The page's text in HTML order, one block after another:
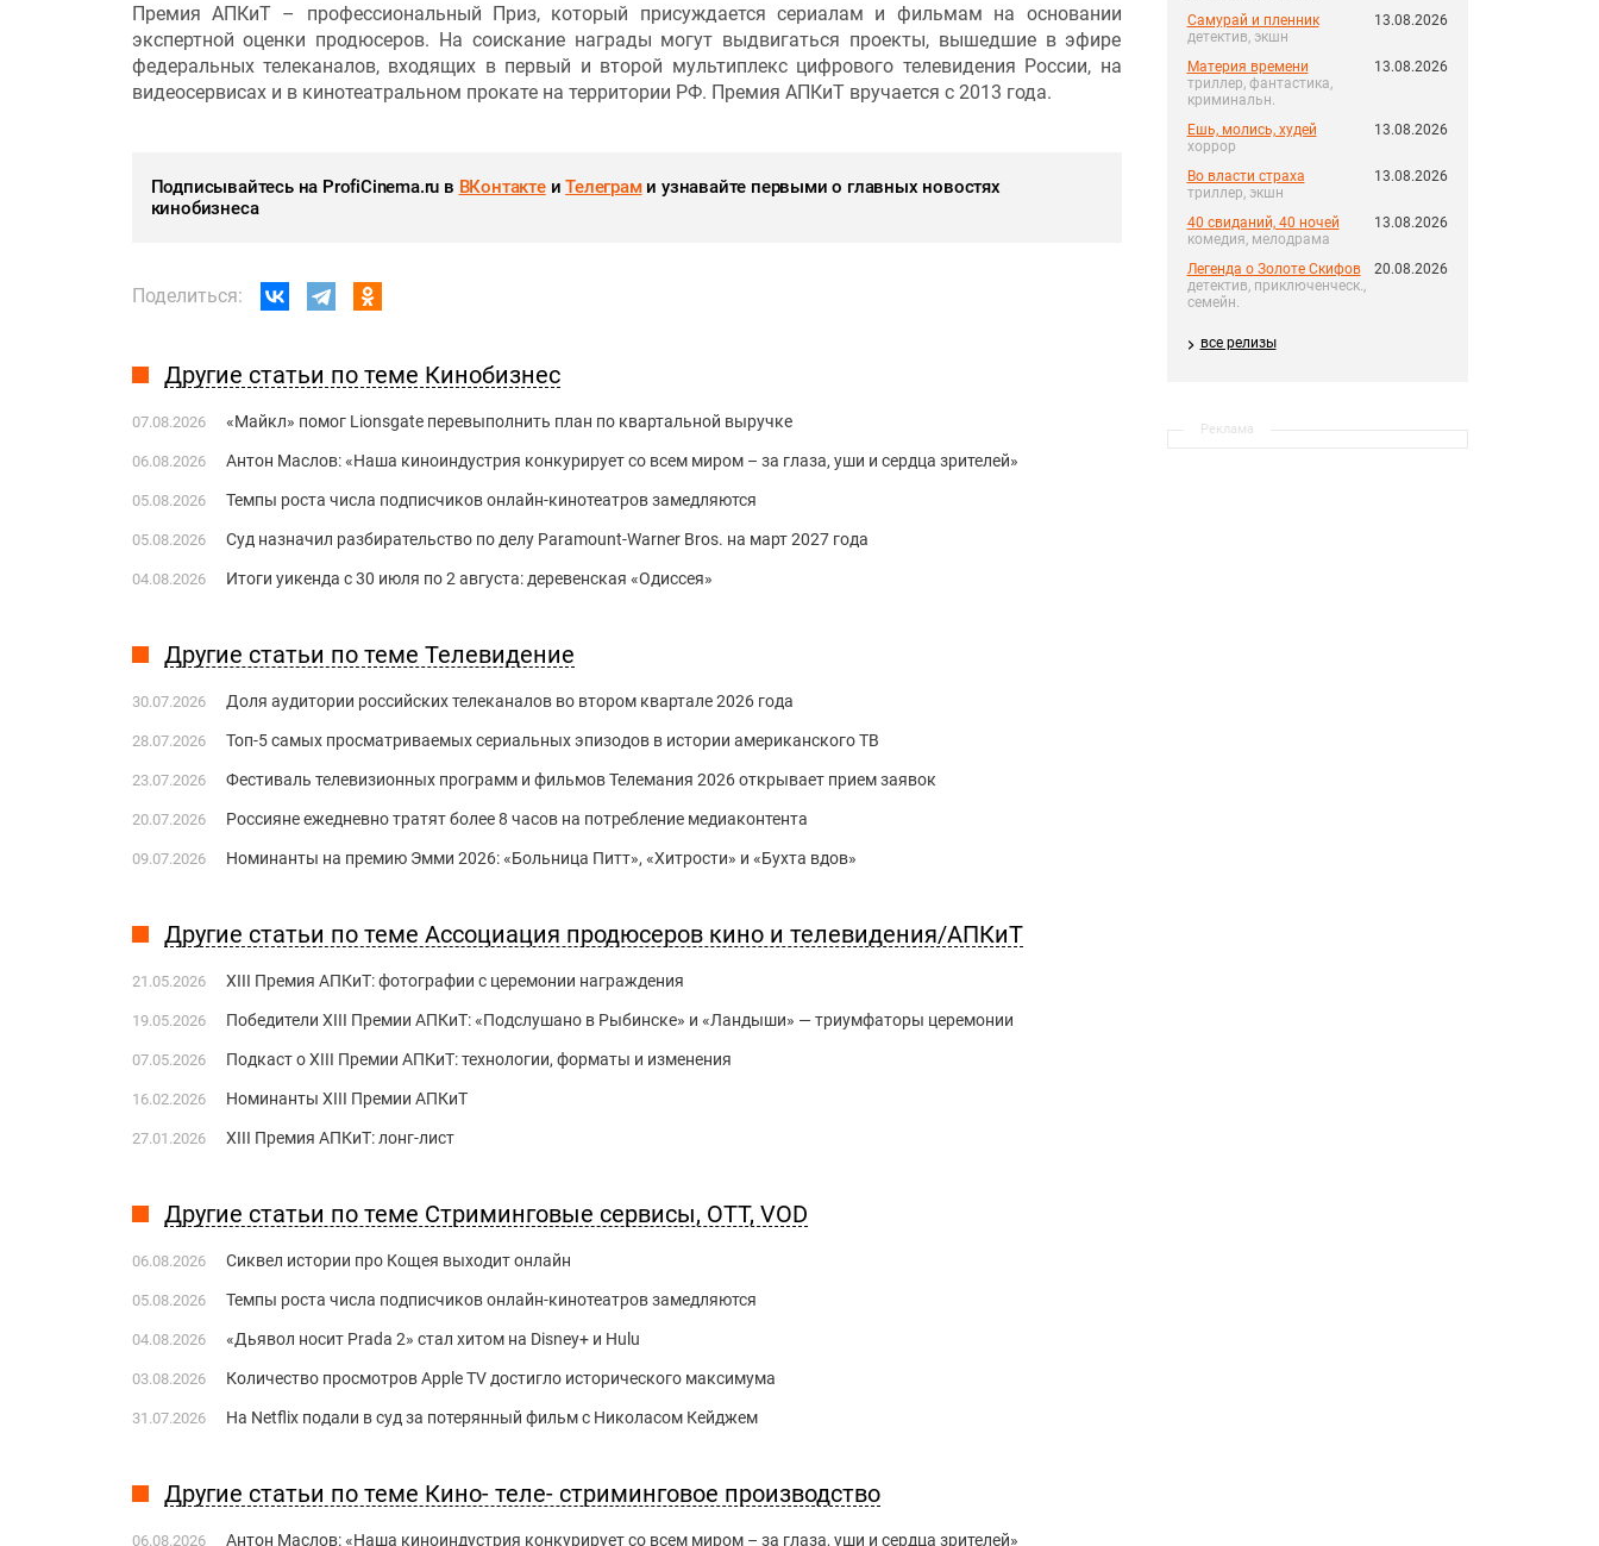
Самурай и пленник
детектив, экшн
13.08.2026
Материя времени
триллер, фантастика,
криминальн.
13.08.2026
Ешь, молись, худей
хоррор
13.08.2026
Во власти страха
триллер, экшн
13.08.2026
40 свиданий, 40 ночей
комедия, мелодрама
13.08.2026
Легенда о Золоте Скифов
детектив, приключенческ.,
семейн.
20.08.2026
все релизы
Реклама
Премия АПКиТ – профессиональный Приз, который присуждается сериалам и фильмам на основании
экспертной оценки продюсеров. На соискание награды могут выдвигаться проекты, вышедшие в эфире
федеральных телеканалов, входящих в первый и второй мультиплекс цифрового телевидения России, на
видеосервисах и в кинотеатральном прокате на территории РФ. Премия АПКиТ вручается с 2013 года.
Подписывайтесь на ProfiCinema.ru в ВКонтактеиТелеграми узнавайте первыми о главных новостях
кинобизнеса
Поделиться:
Другие статьи по теме Кинобизнес
07.08.2026 «Майкл» помог Lionsgate перевыполнить план по квартальной выручке
06.08.2026 Антон Маслов: «Наша киноиндустрия конкурирует со всем миром – за глаза, уши и сердца зрителей»
05.08.2026 Темпы роста числа подписчиков онлайн-кинотеатров замедляются
05.08.2026 Суд назначил разбирательство по делу Paramount-Warner Bros. на март 2027 года
04.08.2026 Итоги уикенда с 30 июля по 2 августа: деревенская «Одиссея»
Другие статьи по теме Телевидение
30.07.2026 Доля аудитории российских телеканалов во втором квартале 2026 года
28.07.2026 Топ-5 самых просматриваемых сериальных эпизодов в истории американского ТВ
23.07.2026 Фестиваль телевизионных программ и фильмов Телемания 2026 открывает прием заявок
20.07.2026 Россияне ежедневно тратят более 8 часов на потребление медиаконтента
09.07.2026 Номинанты на премию Эмми 2026: «Больница Питт», «Хитрости» и «Бухта вдов»
Другие статьи по теме Ассоциация продюсеров кино и телевидения/АПКиТ
21.05.2026 XIII Премия АПКиТ: фотографии с церемонии награждения
19.05.2026 Победители XIII Премии АПКиТ: «Подслушано в Рыбинске» и «Ландыши» — триумфаторы церемонии
07.05.2026 Подкаст о XIII Премии АПКиТ: технологии, форматы и изменения
16.02.2026 Номинанты XIII Премии АПКиТ
27.01.2026 XIII Премия АПКиТ: лонг-лист
Другие статьи по теме Стриминговые сервисы, OTT, VOD
06.08.2026 Сиквел истории про Кощея выходит онлайн
05.08.2026 Темпы роста числа подписчиков онлайн-кинотеатров замедляются
04.08.2026 «Дьявол носит Prada 2» стал хитом на Disney+ и Hulu
03.08.2026 Количество просмотров Apple TV достигло исторического максимума
31.07.2026 На Netflix подали в суд за потерянный фильм с Николасом Кейджем
Другие статьи по теме Кино- теле- стриминговое производство
06.08.2026 Антон Маслов: «Наша киноиндустрия конкурирует со всем миром – за глаза, уши и сердца зрителей»